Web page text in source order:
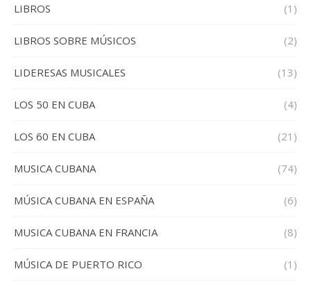
LIBROS (1)
LIBROS SOBRE MÚSICOS (2)
LIDERESAS MUSICALES (13)
LOS 50 EN CUBA (4)
LOS 60 EN CUBA (21)
MUSICA CUBANA (74)
MÚSICA CUBANA EN ESPAÑA (6)
MUSICA CUBANA EN FRANCIA (8)
MÚSICA DE PUERTO RICO (1)